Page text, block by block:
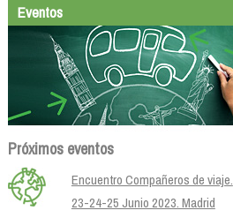
Eventos
Próximos eventos
Encuentro Compañeros de viaje.
23-24-25 Junio 2023. Madrid